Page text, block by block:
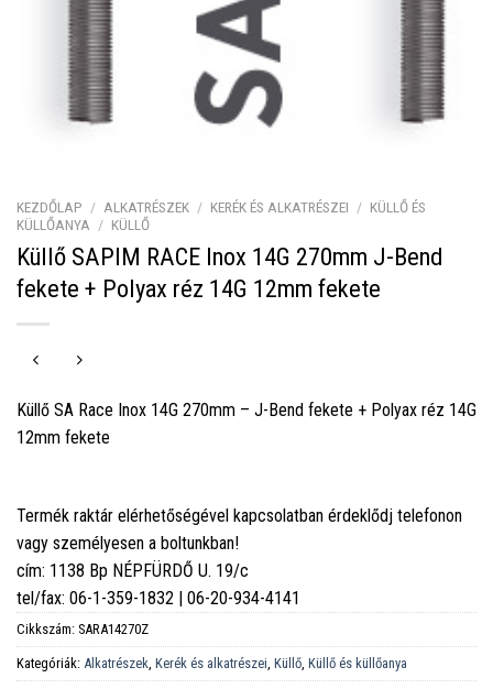
KEZDŐLAP / ALKATRÉSZEK / KERÉK ÉS ALKATRÉSZEI / KÜLLŐ ÉS
KÜLLŐANYA / KÜLLŐ
Küllő SAPIM RACE Inox 14G 270mm J-Bend
fekete + Polyax réz 14G 12mm fekete
Küllő SA Race Inox 14G 270mm – J-Bend fekete + Polyax réz 14G
12mm fekete
Termék raktár elérhetőségével kapcsolatban érdeklődj telefonon
vagy személyesen a boltunkban!
cím: 1138 Bp NÉPFÜRDŐ U. 19/c
tel/fax: 06-1-359-1832 | 06-20-934-4141
Cikkszám: SARA14270Z
Kategóriák: Alkatrészek Kerék és alkatrészei Küllő Küllő és küllőanya